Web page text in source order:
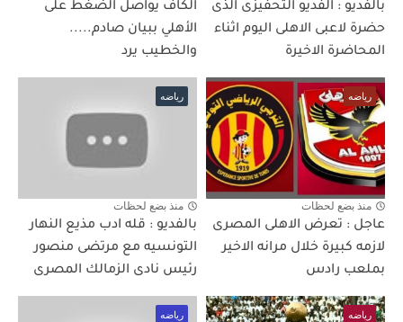
بالفديو : الفديو التحفيزى الذى
حضرة لاعبى الاهلى اليوم اثناء
المحاضرة الاخيرة
الكاف يواصل الضغط على
الأهلي ببيان صادم.....
والخطيب يرد
رياضه
منذ بضع لحظات
عاجل : تعرض الاهلى المصرى
لازمه كبيرة خلال مرانه الاخير
بملعب رادس
رياضه
منذ بضع لحظات
بالفديو : قله ادب مذيع النهار
التونسيه مع مرتضى منصور
رئيس نادى الزمالك المصرى
رياضه رياضه